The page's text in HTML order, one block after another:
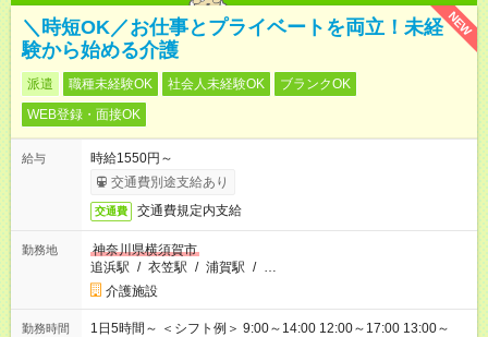
NEW
＼時短OK／お仕事とプライベートを両立！未経
験から始める介護
派遣 職種未経験OK 社会人未経験OK
ブランクOK
WEB登録・面接OK
給与
時給1550円～
交通費別途支給あり
交通費 交通費規定内支給
勤務地
神奈川県横須賀市
追浜駅 / 衣笠駅 / 浦賀駅 / …
介護施設
勤務時間
1日5時間～ ＜シフト例＞ 9:00～14:00 12:00～17:00 13:00～